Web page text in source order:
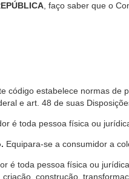
, faço saber que o
código estabelece normas de
e art. 48 de suas
é toda pessoa física ou
Equipara-se a consumidor a
é toda pessoa física ou
construção,